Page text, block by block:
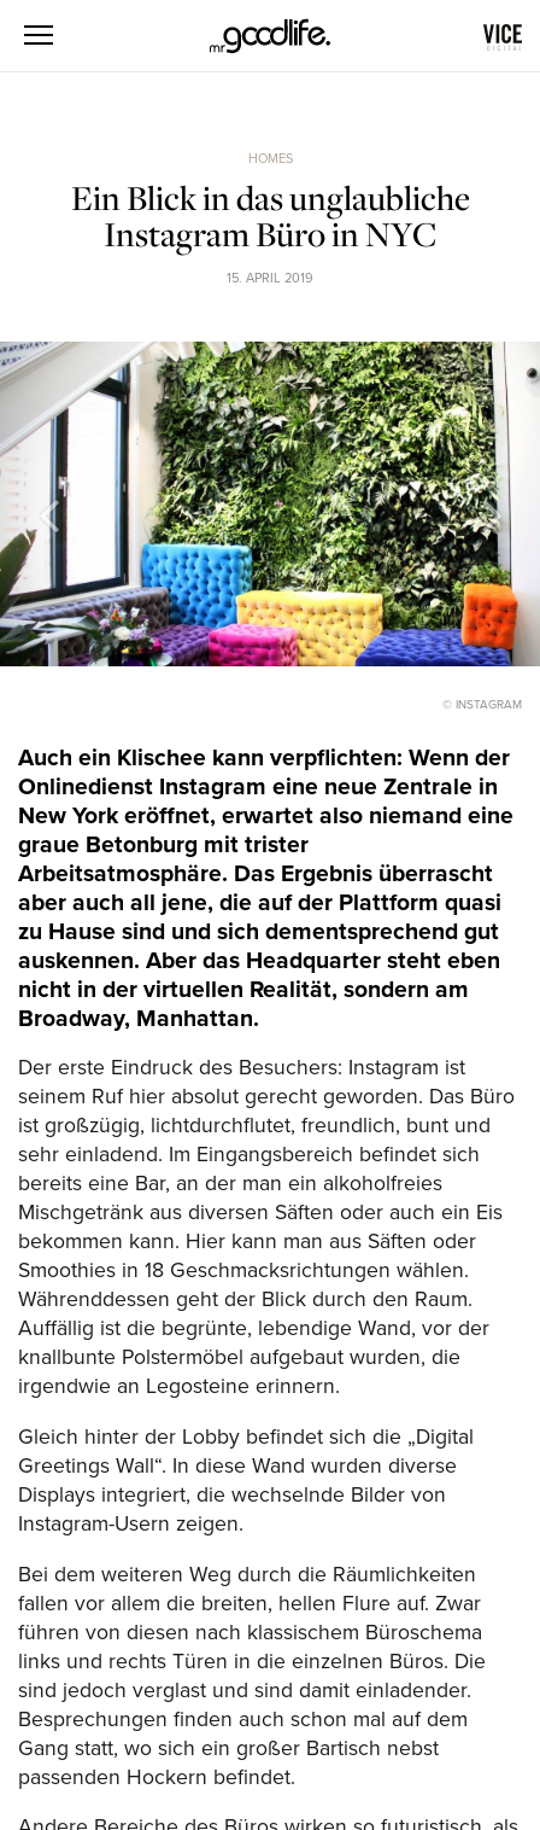
HOMES
Ein Blick in das unglaubliche
Instagram Büro in NYC
15. APRIL 2019
© INSTAGRAM
Auch ein Klischee kann verpflichten: Wenn der
Onlinedienst Instagram eine neue Zentrale in
New York eröffnet, erwartet also niemand eine
graue Betonburg mit trister
Arbeitsatmosphäre. Das Ergebnis überrascht
aber auch all jene, die auf der Plattform quasi
zu Hause sind und sich dementsprechend gut
auskennen. Aber das Headquarter steht eben
nicht in der virtuellen Realität, sondern am
Broadway, Manhattan.
Der erste Eindruck des Besuchers: Instagram ist
seinem Ruf hier absolut gerecht geworden. Das Büro
ist großzügig, lichtdurchflutet, freundlich, bunt und
sehr einladend. Im Eingangsbereich befindet sich
bereits eine Bar, an der man ein alkoholfreies
Mischgetränk aus diversen Säften oder auch ein Eis
bekommen kann. Hier kann man aus Säften oder
Smoothies in 18 Geschmacksrichtungen wählen.
Währenddessen geht der Blick durch den Raum.
Auffällig ist die begrünte, lebendige Wand, vor der
knallbunte Polstermöbel aufgebaut wurden, die
irgendwie an Legosteine erinnern.
Gleich hinter der Lobby befindet sich die „Digital
Greetings Wall“. In diese Wand wurden diverse
Displays integriert, die wechselnde Bilder von
Instagram-Usern zeigen.
Bei dem weiteren Weg durch die Räumlichkeiten
fallen vor allem die breiten, hellen Flure auf. Zwar
führen von diesen nach klassischem Büroschema
links und rechts Türen in die einzelnen Büros. Die
sind jedoch verglast und sind damit einladender.
Besprechungen finden auch schon mal auf dem
Gang statt, wo sich ein großer Bartisch nebst
passenden Hockern befindet.